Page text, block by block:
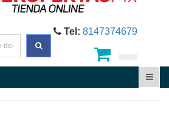
Tel: 8147374679